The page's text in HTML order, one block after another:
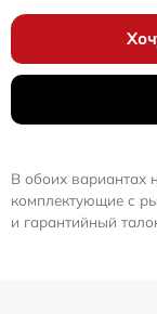
В обоих вариантах
комплектующие с
и гарантийный